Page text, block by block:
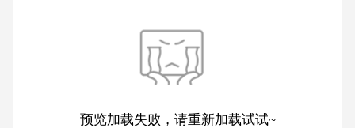
预览加载失败，请重新加载试试~